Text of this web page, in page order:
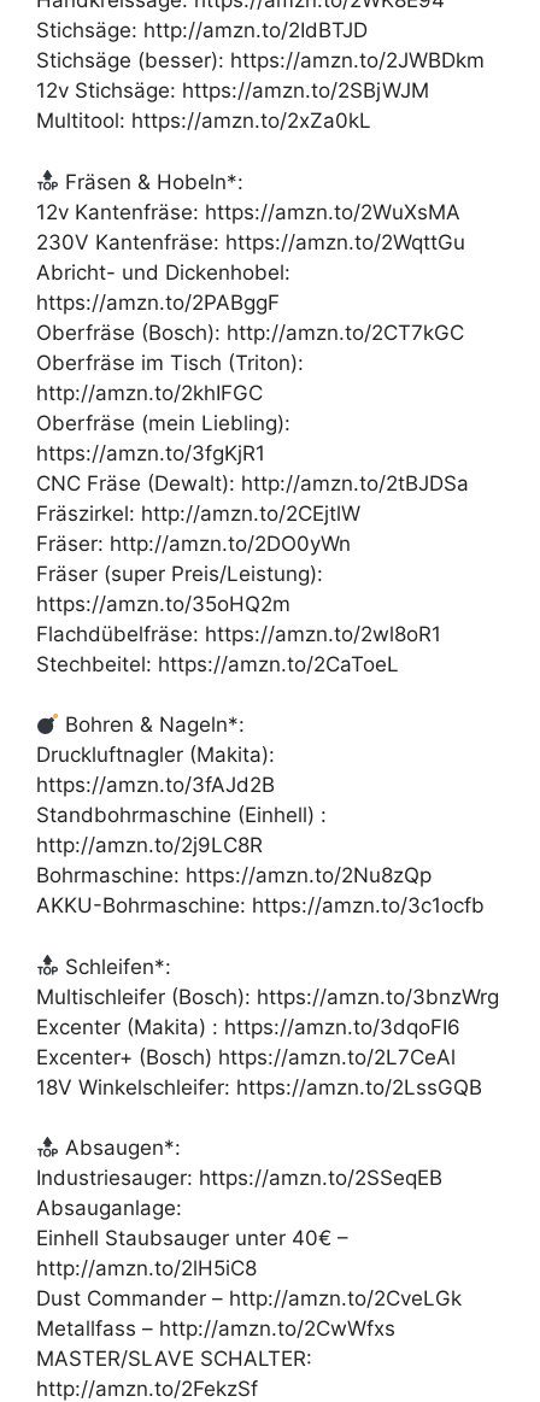
Stichsäge: http://amzn.to/2IdBTJD
Stichsäge (besser): https://amzn.to/2JWBDkm
12v Stichsäge: https://amzn.to/2SBjWJM
Multitool: https://amzn.to/2xZa0kL
Fräsen & Hobeln*:
12v Kantenfräse: https://amzn.to/2WuXsMA
230V Kantenfräse: https://amzn.to/2WqttGu
Abricht- und Dickenhobel:
https://amzn.to/2PABggF
Oberfräse (Bosch): http://amzn.to/2CT7kGC
Oberfräse im Tisch (Triton):
http://amzn.to/2khIFGC
Oberfräse (mein Liebling):
https://amzn.to/3fgKjR1
CNC Fräse (Dewalt): http://amzn.to/2tBJDSa
Fräszirkel: http://amzn.to/2CEjtlW
Fräser: http://amzn.to/2DO0yWn
Fräser (super Preis/Leistung):
https://amzn.to/35oHQ2m
Flachdübelfräse: https://amzn.to/2wl8oR1
Stechbeitel: https://amzn.to/2CaToeL
Bohren & Nageln*:
Druckluftnagler (Makita):
https://amzn.to/3fAJd2B
Standbohrmaschine (Einhell) :
http://amzn.to/2j9LC8R
Bohrmaschine: https://amzn.to/2Nu8zQp
AKKU-Bohrmaschine: https://amzn.to/3c1ocfb
Schleifen*:
Multischleifer (Bosch): https://amzn.to/3bnzWrg
Excenter (Makita) : https://amzn.to/3dqoFI6
Excenter+ (Bosch) https://amzn.to/2L7CeAl
18V Winkelschleifer: https://amzn.to/2LssGQB
Absaugen*:
Industriesauger: https://amzn.to/2SSeqEB
Absauganlage:
Einhell Staubsauger unter 40€ –
http://amzn.to/2lH5iC8
Dust Commander – http://amzn.to/2CveLGk
Metallfass – http://amzn.to/2CwWfxs
MASTER/SLAVE SCHALTER:
http://amzn.to/2FekzSf